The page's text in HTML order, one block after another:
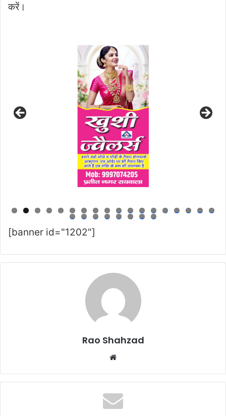
करें।
0 1 2 3 4 5 6 7 8
9 0 1 2 3 4 5 6
[banner id="1202"]
Rao Shahzad
Website